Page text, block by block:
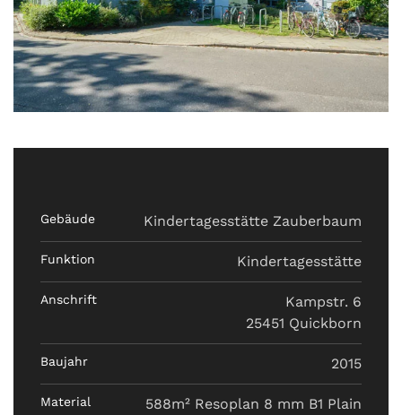
Gebäude Kindertagesstätte Zauberbaum
Funktion Kindertagesstätte
Anschrift
Kampstr. 6
25451 Quickborn
Baujahr 2015
Material
588m² Resoplan 8 mm B1 Plain